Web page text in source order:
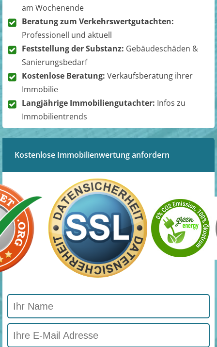
am Wochenende
Beratung zum Verkehrswertgutachten:
Professionell und aktuell
Feststellung der Substanz: Gebäudeschäden &
Sanierungsbedarf
Kostenlose Beratung: Verkaufsberatung ihrer
Immobilie
Langjährige Immobiliengutachter: Infos zu
Immobilientrends
Kostenlose Immobilienwertung anfordern